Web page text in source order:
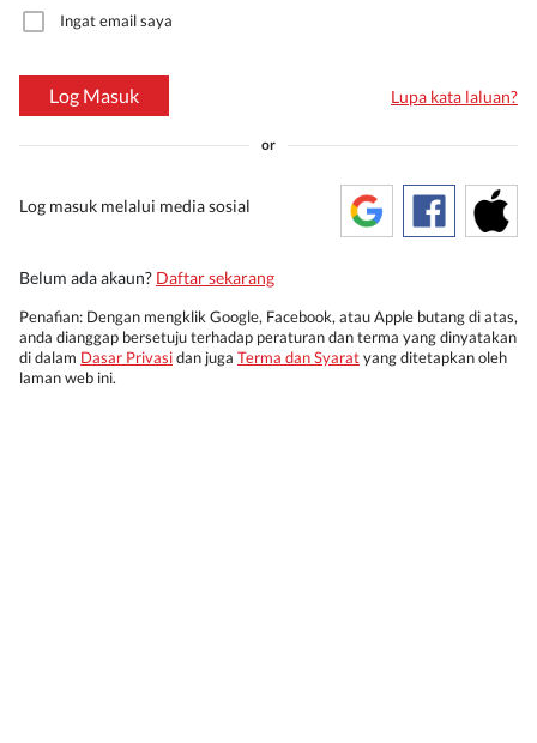
Ingat email saya
Log Masuk Lupa kata laluan?
or
Log masuk melalui media sosial
Belum ada akaun? Daftar sekarang
Penafian: Dengan mengklik Google, Facebook, atau Apple butang di atas,
anda dianggap bersetuju terhadap peraturan dan terma yang dinyatakan
di dalam Dasar Privasidan juga Terma dan Syaratyang ditetapkan oleh
laman web ini.